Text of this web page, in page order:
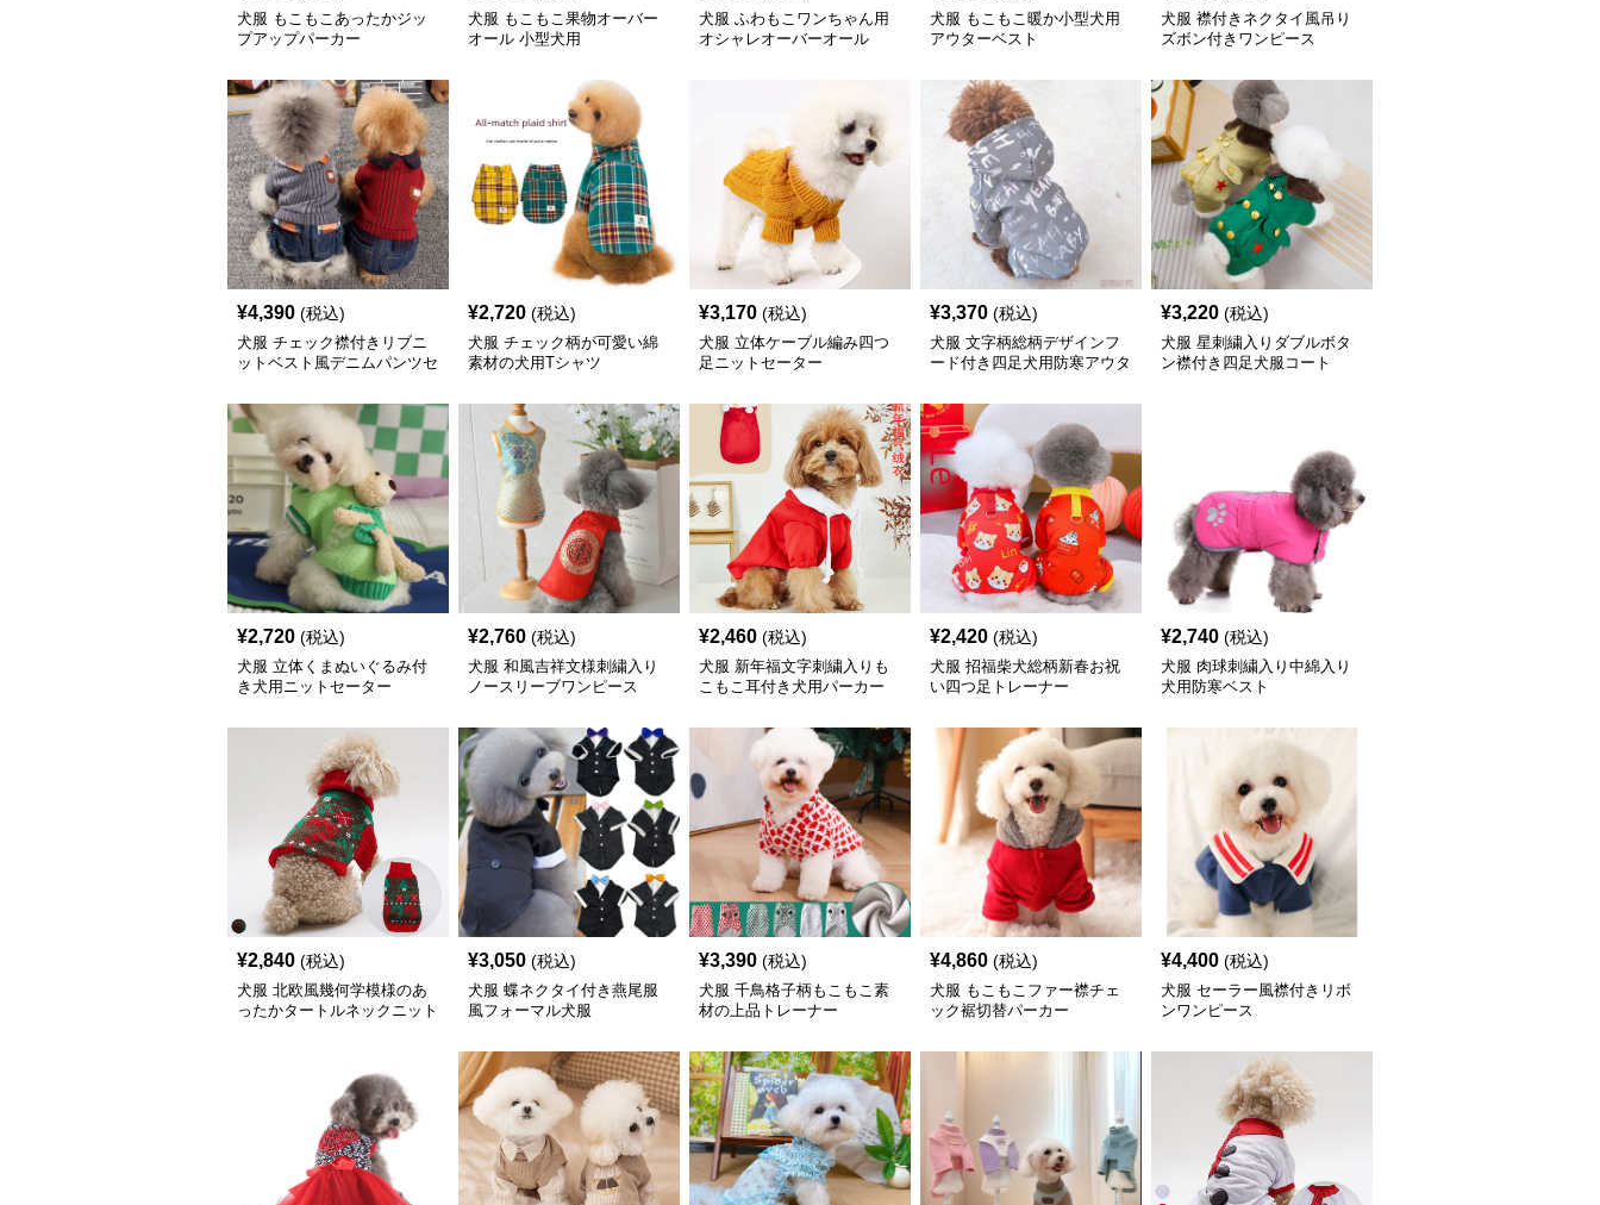
犬服 もこもこあったかジッ
プアップパーカー
犬服 もこもこ果物オーバー
オール 小型犬用
犬服 ふわもこワンちゃん用
オシャレオーバーオール
犬服 もこもこ暖か小型犬用
アウターベスト
犬服 襟付きネクタイ風吊り
ズボン付きワンピース
¥4,390 (税込)
犬服 チェック襟付きリブニ
ットベスト風デニムパンツセ
¥2,720 (税込)
犬服 チェック柄が可愛い綿
素材の犬用Tシャツ
¥3,170 (税込)
犬服 立体ケーブル編み四つ
足ニットセーター
¥3,370 (税込)
犬服 文字柄総柄デザインフ
ード付き四足犬用防寒アウタ
¥3,220 (税込)
犬服 星刺繍入りダブルボタ
ン襟付き四足犬服コート
¥2,720 (税込)
犬服 立体くまぬいぐるみ付
き犬用ニットセーター
¥2,760 (税込)
犬服 和風吉祥文様刺繍入り
ノースリーブワンピース
¥2,460 (税込)
犬服 新年福文字刺繍入りも
こもこ耳付き犬用パーカー
¥2,420 (税込)
犬服 招福柴犬総柄新春お祝
い四つ足トレーナー
¥2,740 (税込)
犬服 肉球刺繍入り中綿入り
犬用防寒ベスト
¥2,840 (税込)
犬服 北欧風幾何学模様のあ
ったかタートルネックニット
¥3,050 (税込)
犬服 蝶ネクタイ付き燕尾服
風フォーマル犬服
¥3,390 (税込)
犬服 千鳥格子柄もこもこ素
材の上品トレーナー
¥4,860 (税込)
犬服 もこもこファー襟チェ
ック裾切替パーカー
¥4,400 (税込)
犬服 セーラー風襟付きリボ
ンワンピース